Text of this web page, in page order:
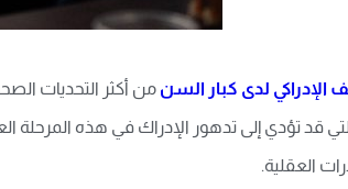
الإدراكي لدى كبار السن من أكثر التحديات
قد تؤدي إلى تدهور الإدراك في هذه
العقلية.